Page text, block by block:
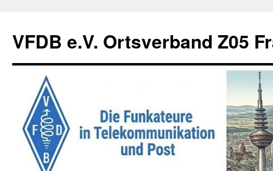
springen
VFDB e.V. Ortsverband Z05